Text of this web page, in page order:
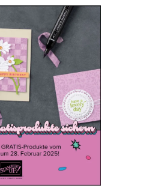
Sale-a-bration 2025
20. Januar 2025